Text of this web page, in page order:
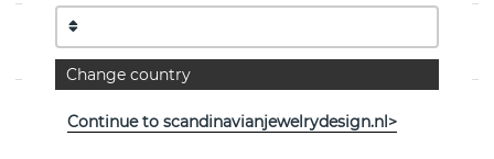
EIGENSCHAPPEN
Change country
Continue to scandinavianjewelrydesign.nl>